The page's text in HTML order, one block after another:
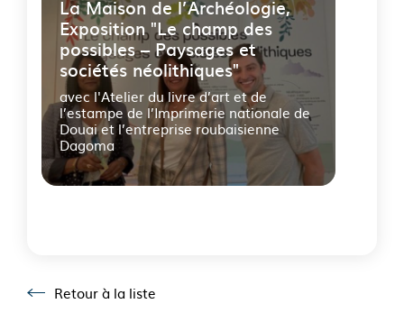
La Maison de l’Archéologie,
Exposition "Le champ des
possibles – Paysages et
sociétés néolithiques"
avec l'Atelier du livre d’art et de
l’estampe de l’Imprimerie nationale de
Douai et l’entreprise roubaisienne
Dagoma
carousel
Retour à la liste
Retour à la liste